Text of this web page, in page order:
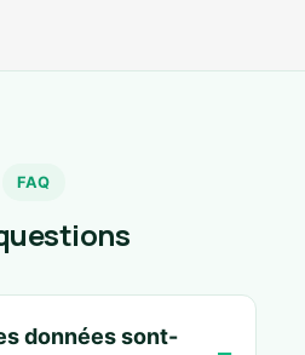
FAQ
données sont-